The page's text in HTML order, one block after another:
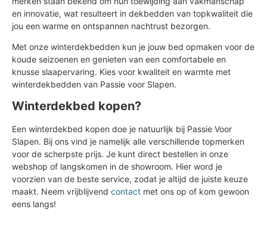
en innovatie, wat resulteert in dekbedden van topkwaliteit die
jou een warme en ontspannen nachtrust bezorgen.
Met onze winterdekbedden kun je jouw bed opmaken voor de
koude seizoenen en genieten van een comfortabele en
knusse slaapervaring. Kies voor kwaliteit en warmte met
winterdekbedden van Passie voor Slapen.
Winterdekbed kopen?
Een winterdekbed kopen doe je natuurlijk bij Passie Voor
Slapen. Bij ons vind je namelijk alle verschillende topmerken
voor de scherpste prijs. Je kunt direct bestellen in onze
webshop of langskomen in de showroom. Hier word je
voorzien van de beste service, zodat je altijd de juiste keuze
maakt. Neem vrijblijvend contact met ons op of kom gewoon
eens langs!